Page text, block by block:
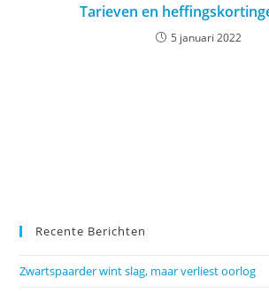
Tarieven en
5 januari 2022
Recente Berichten
Zwartspaarder wint slag, maar verliest oorlog